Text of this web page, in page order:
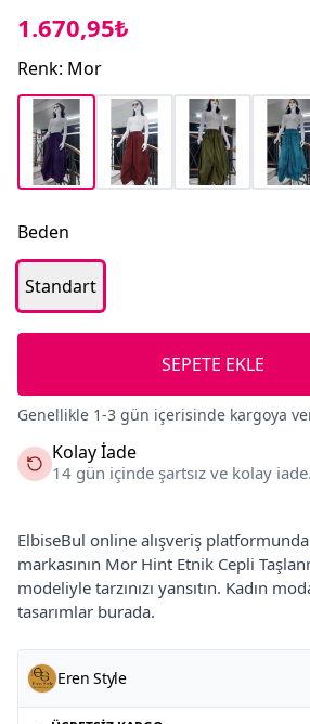
1.670,95₺
Renk: Mor
Beden
Standart
SEPETE EKLE
Genellikle 1-3 gün içerisinde kargoya
Kolay İade
14 gün içinde şartsız ve kolay iade.
ElbiseBul online alışveriş platformunda
markasının Mor Hint Etnik Cepli
modeliyle tarzınızı yansıtın. Kadın
tasarımlar burada.
Eren Style